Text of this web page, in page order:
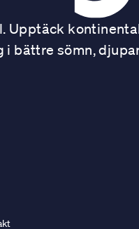
Upptäck
bättre sömn,